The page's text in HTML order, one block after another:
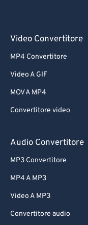
Video Convertitore
MP4 Convertitore
Video A GIF
MOV A MP4
Convertitore video
Audio Convertitore
MP3 Convertitore
MP4 A MP3
Video A MP3
Convertitore audio